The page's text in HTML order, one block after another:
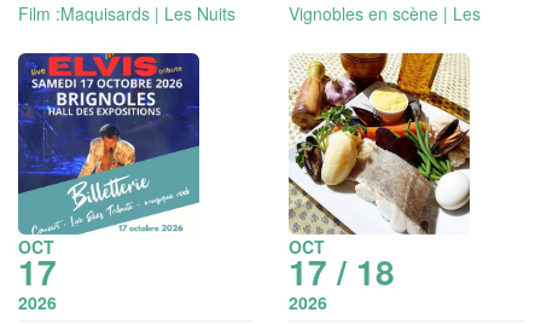
Film :Maquisards | Les Nuits
Vignobles en scène | Les
Découvertes en Provence
Verte & Verdon
OCT
17
2026
OCT
17 / 18
2026